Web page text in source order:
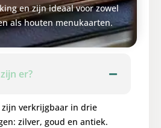
en zijn ideaal voor zowel
als houten menukaarten.
er?
verkrijgbaar in drie
zilver, goud en antiek.